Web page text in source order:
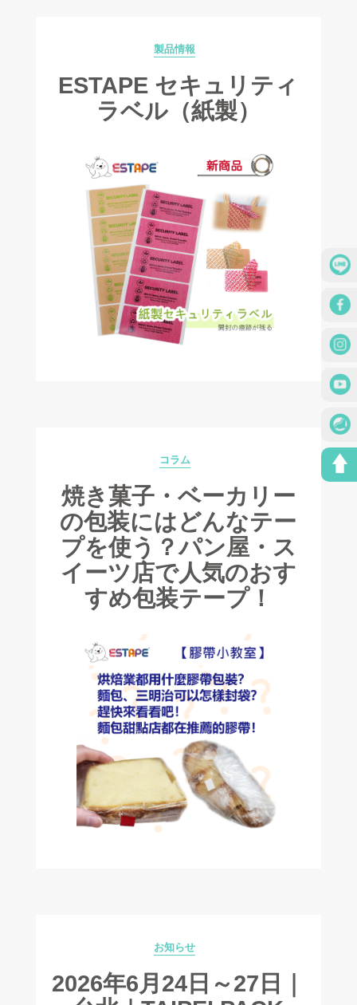
Categories
製品情報
ESTAPE セキュリティ
ラベル（紙製）
Categories
コラム
焼き菓子・ベーカリー
の包装にはどんなテー
プを使う？パン屋・ス
イーツ店で人気のおす
すめ包装テープ！
Categories
お知らせ
2026年6月24日～27日｜